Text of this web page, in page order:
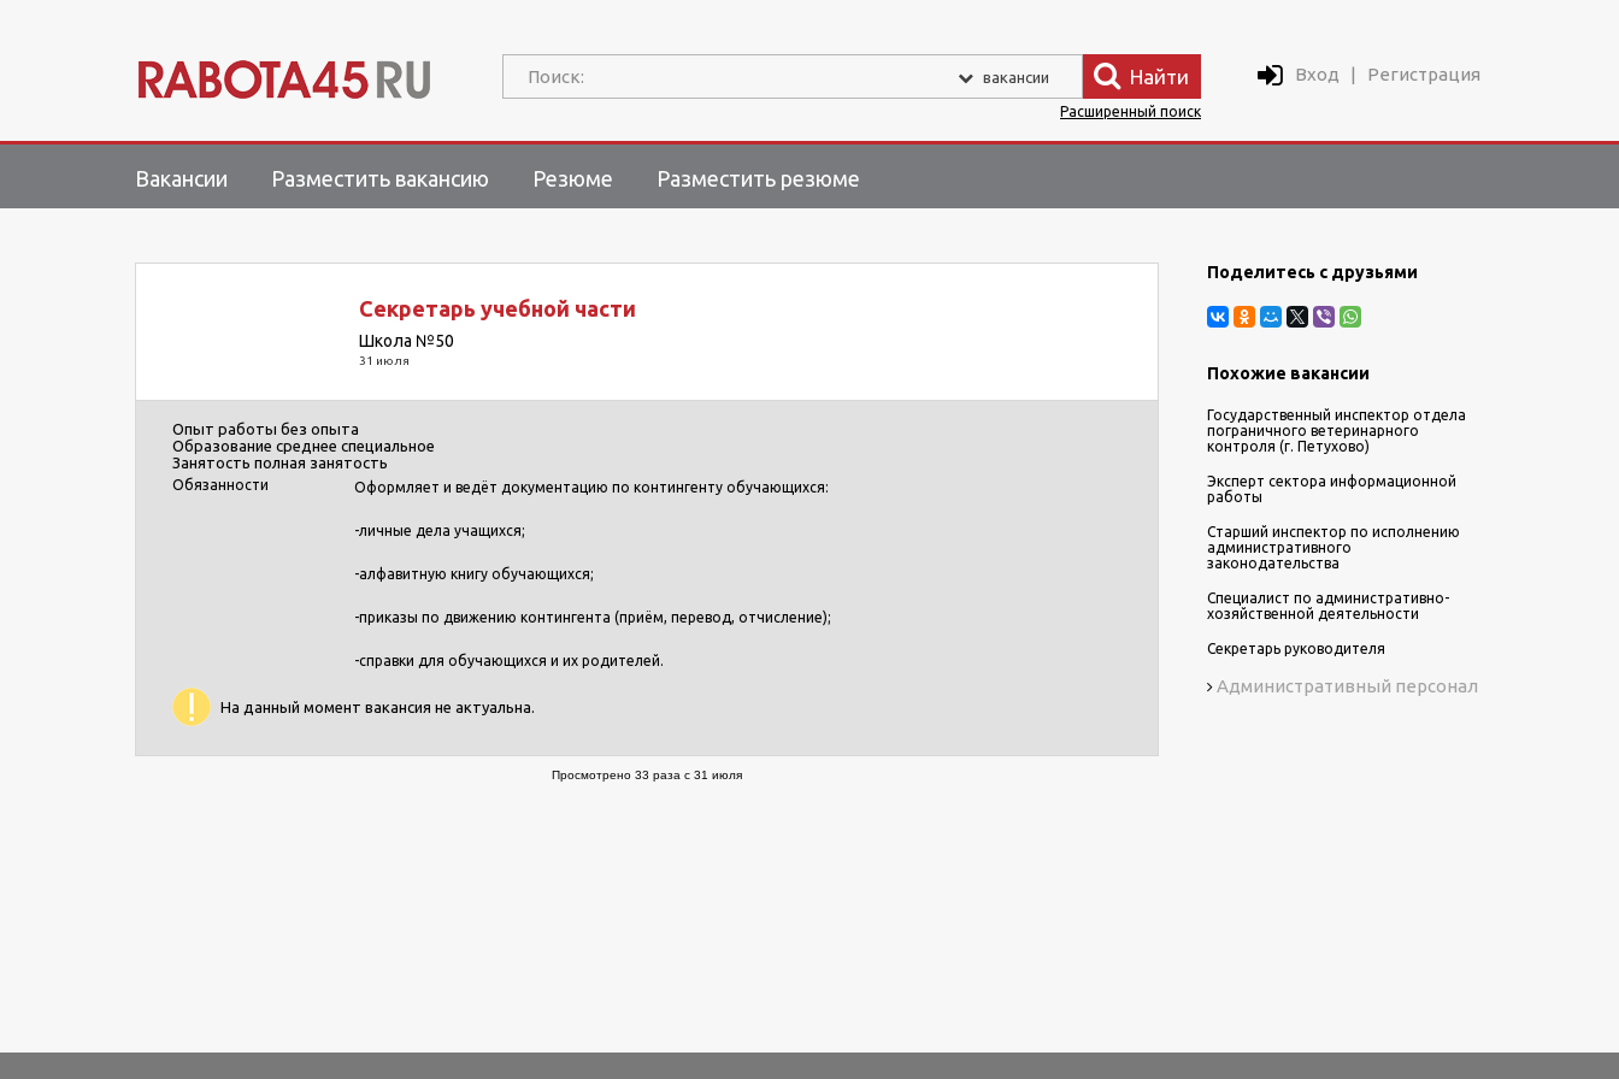
Поиск: вакансии Найти Вход | Регистрация
Расширенный поиск
Вакансии Разместить вакансию Резюме Разместить резюме
Секретарь учебной части
Школа №50
31 июля
Опыт работы без опыта
Образование среднее специальное
Занятость полная занятость
Обязанности Оформляет и ведёт документацию по контингенту обучающихся:
-личные дела учащихся;
-алфавитную книгу обучающихся;
-приказы по движению контингента (приём, перевод, отчисление);
-справки для обучающихся и их родителей.
На данный момент вакансия не актуальна.
Просмотрено 33 раза с 31 июля
Поделитесь с друзьями
Похожие вакансии
Государственный инспектор отдела
пограничного ветеринарного
контроля (г. Петухово)
Эксперт сектора информационной
работы
Старший инспектор по исполнению
административного
законодательства
Специалист по административно-
хозяйственной деятельности
Секретарь руководителя
Административный персонал